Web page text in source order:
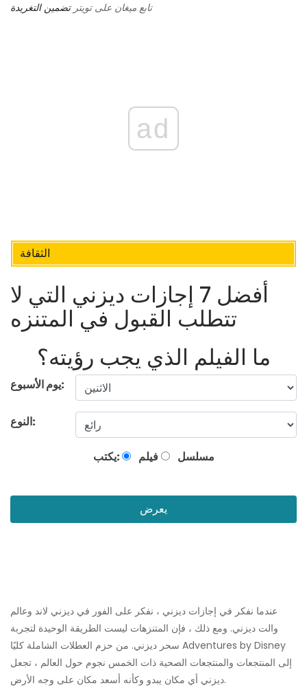
تابع ميغان على تويترتضمين التغريدة
ad
الثقافة
أفضل 7 إجازات ديزني التي لا
تتطلب القبول في المتنزه
ما الفيلم الذي يجب رؤيته؟
يوم الأسبوع:
النوع:
يكتب: فيلم مسلسل
يعرض
عندما نفكر في إجازات ديزني ، نفكر على الفور في ديزني لاند وعالم
والت ديزني. ومع ذلك ، فإن المتنزهات ليست الطريقة الوحيدة لتجربة
سحر ديزني. من حزم العطلات الشاملة كليًا Adventures by Disney
إلى المنتجعات والمنتجعات الصحية ذات الخمس نجوم حول العالم ، تجعل
ديزني أي مكان يبدو وكأنه أسعد مكان على وجه الأرض.